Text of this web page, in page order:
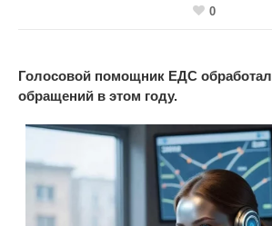
0
Голосовой помощник ЕДС
обращений в этом году.